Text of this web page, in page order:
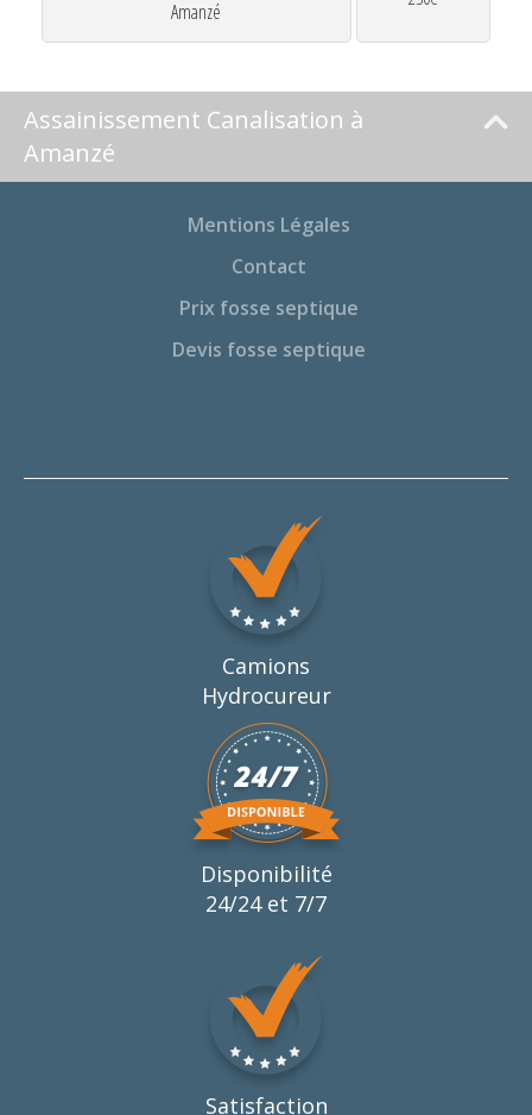
Amanzé
Assainissement Canalisation à
Amanzé
Mentions Légales
Contact
Prix fosse septique
Devis fosse septique
Camions
Hydrocureur
Disponibilité
24/24 et 7/7
Satisfaction